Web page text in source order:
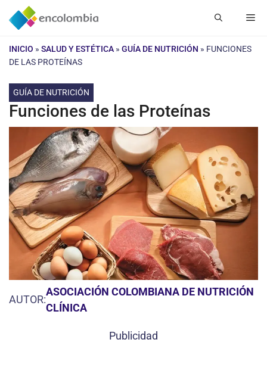
Saltar
INICIO » SALUD Y ESTÉTICA » GUÍA DE NUTRICIÓN » FUNCIONES
DE LAS PROTEÍNAS
GUÍA DE NUTRICIÓN
Funciones de las Proteínas
AUTOR:
ASOCIACIÓN COLOMBIANA DE NUTRICIÓN
CLÍNICA
Publicidad